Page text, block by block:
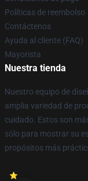
Políticas de reembolso
Contáctenos
Ayuda al cliente (FAQ)
Mayorista
Nuestra tienda
Nuestro equipo de
amplia variedad de
cuidado. Estos son
sólo para mostrar su
propósitos más